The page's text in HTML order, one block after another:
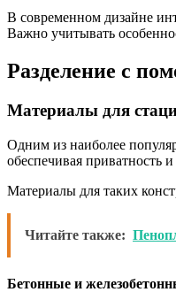
В современном дизайне
Важно учитывать
Разделение с
Материалы для
Одним из наиболее
обеспечивая приватность
Материалы для таких
Читайте также:
Бетонные и